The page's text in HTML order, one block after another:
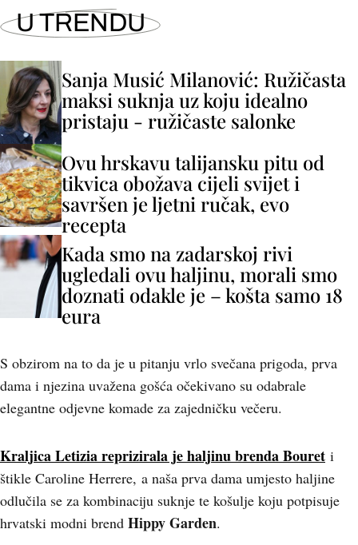
U TRENDU
Sanja Musić Milanović: Ružičasta
maksi suknja uz koju idealno
pristaju - ružičaste salonke
Ovu hrskavu talijansku pitu od
tikvica obožava cijeli svijet i
savršen je ljetni ručak, evo
recepta
Kada smo na zadarskoj rivi
ugledali ovu haljinu, morali smo
doznati odakle je – košta samo 18
eura
S obzirom na to da je u pitanju vrlo svečana prigoda, prva
dama i njezina uvažena gošća očekivano su odabrale
elegantne odjevne komade za zajedničku večeru.
Kraljica Letizia reprizirala je haljinu brenda Bouret i
štikle Caroline Herrere, a naša prva dama umjesto haljine
odlučila se za kombinaciju suknje te košulje koju potpisuje
hrvatski modni brend Hippy Garden.